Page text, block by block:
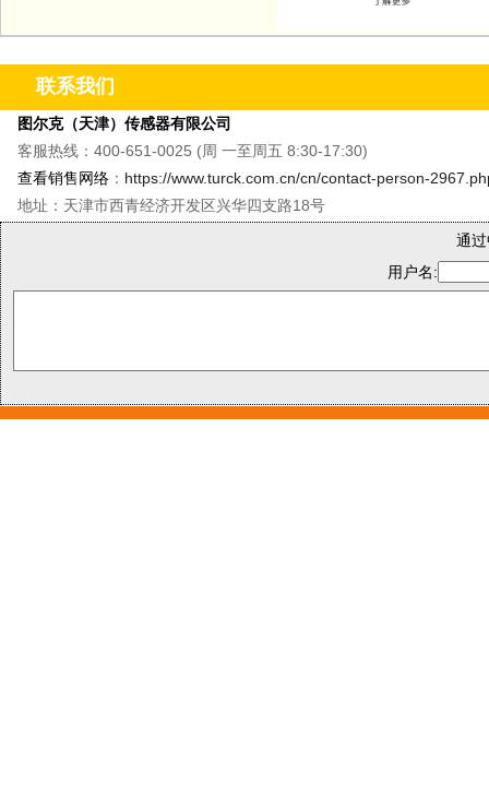
联系我们
图尔克（天津）传感器有限公司
客服热线：400-651-0025 (周 一至周五 8:30-17:30)
查看销售网络 ： https://www.turck.com.cn/cn/contact-person-
地址：天津市西青经济开发区兴华四支路18号
通
用户名: